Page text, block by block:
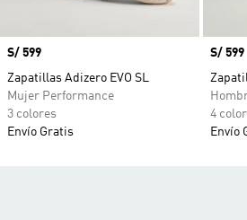
Precio
S/ 599
Zapatillas Adizero EVO SL
Mujer Performance
3 colores
Envío Gratis
Precio
S/ 599
4
Envío